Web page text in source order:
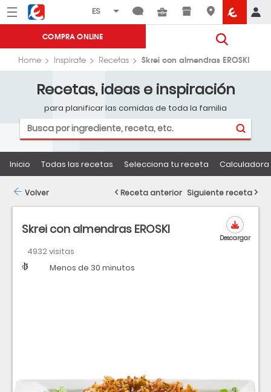
Menú Eroski
COMPRA ONLINE
Home Inspirate Recetas Skrei con almendras EROSKI
Recetas, ideas e inspiración
para planificar las comidas de toda la familia
Inicio Todas las recetas Selecciona tu receta
Skrei con almendras EROSKI
4932 visitas
Dificultad
Tiempo Menos de 30 minutos
Descargar
Volver Receta anterior Siguiente receta